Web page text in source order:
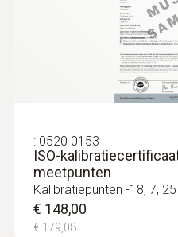
: 0520 0153
ISO-
meetpunten
Kalibratiepunten -18, 7, 25
€ 148,00
€ 179,08